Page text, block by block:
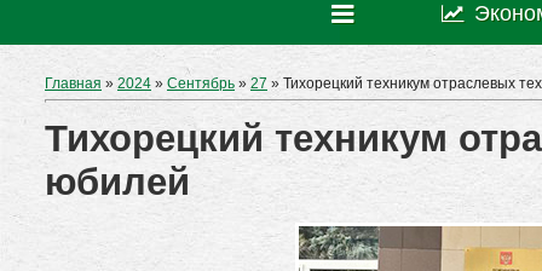
Главная »2024 » Сентябрь » 27 » Тихорецкий техникум отраслевых
Тихорецкий техникум
юбилей